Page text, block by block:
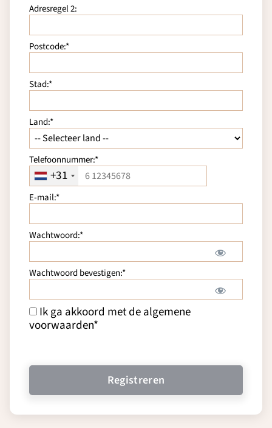
Adresregel 2:
Postcode:*
Stad:*
Land:*
Telefoonnummer:*
+31
E-mail:*
Wachtwoord:*
Wachtwoord bevestigen:*
Ik ga akkoord met de algemene
voorwaarden*
Geen waarde